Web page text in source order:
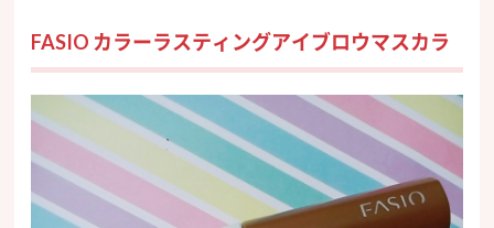
FASIO カラーラスティングアイブロウマスカラ